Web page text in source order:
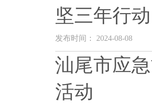
坚三年行动
发布时间： 2024-08-08
汕尾市应
活动